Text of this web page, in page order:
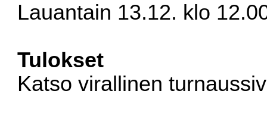
Lauantain 13.12. klo
Tulokset
Katsovirallinen